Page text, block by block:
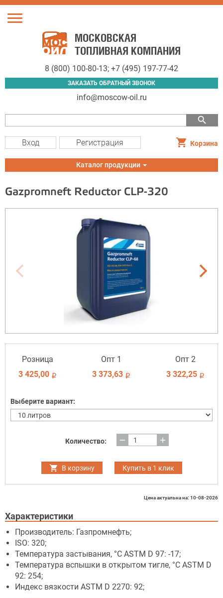
Toggle
МОСКОВСКАЯ
ТОПЛИВНАЯ КОМПАНИЯ
8 (800) 100-80-13; +7 (495) 197-77-42
ЗАКАЗАТЬ ОБРАТНЫЙ ЗВОНОК
info@moscow-oil.ru
search
Вход Регистрация Корзина
Toggle
navigation
Каталог продукции
Gazpromneft Reductor CLP-320
Розница
3 425,00 i
Опт 1
3 373,63 i
Опт 2
3 322,25 i
Выберите вариант:
Количество: remove add
В корзину Купить в 1 клик
Цена актуальна на: 10-08-2026
Характеристики
Производитель: Газпромнефть;
ISO: 320;
Температура застывания, °C ASTM D 97: -17;
Температура вспышки в открытом тигле, °C ASTM D
92: 254;
Индекс вязкости ASTM D 2270: 92;